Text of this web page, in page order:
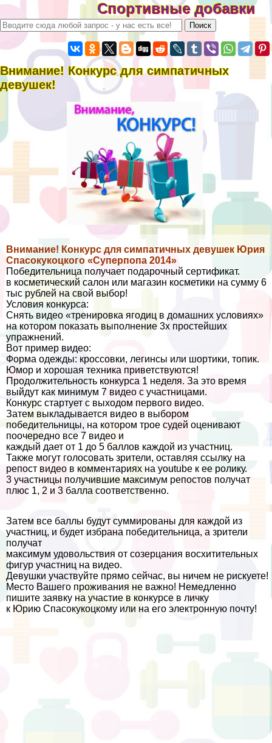
Спортивные добавки
Внимание! Конкурс для симпатичных
дeвyшек!
Внимание! Конкурс для симпатичных дeвyшек Юрия
Спасокукоцкого «Суперпопа 2014»
Победительница получает подарочный сертификат.
в косметический салон или магазин косметики на сумму 6
тыс рублей на свой выбор!
Условия конкурса:
Снять видео «тренировка ягoдиц в домашних условиях»
на котором показать выполнение 3х простейших
упражнений.
Вот пример видео:
Форма одежды: кроссовки, легинсы или шортики, топик.
Юмор и хорошая техника приветствуются!
Продолжительность конкурса 1 неделя. За это время
выйдут как минимум 7 видео с участницами.
Конкурс стартует с выходом первого видео.
Затем выкладывается видео в выбором
победительницы, на котором трое судей оценивают
поочередно все 7 видео и
каждый дает от 1 до 5 баллов каждой из участниц.
Также могут голосовать зрители, оставляя ссылку на
репост видео в комментариях на youtube к ее ролику.
3 участницы получившие максимум репостов получат
плюс 1, 2 и 3 балла соответственно.
Затем все баллы будут суммированы для каждой из
участниц, и будет избрана победительница, а зрители
получат
максимум удовольствия от созерцания восхитительных
фигур участниц на видео.
Дeвyшки участвуйте прямо сейчас, вы ничем не рискуете!
Место Вашего проживания не важно! Немедленно
пишите заявку на участие в конкурсе в личку
к Юрию Спасокукоцкому или на его электронную почту!